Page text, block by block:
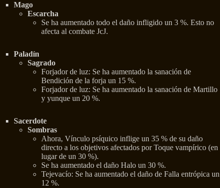
Mago
Escarcha
Se ha aumentado todo el daño infligido un 3 %. Esto no
afecta al combate JcJ.
Paladín
Sagrado
Forjador de luz: Se ha aumentado la sanación de
Bendición de la forja un 15 %.
Forjador de luz: Se ha aumentado la sanación de Martillo
y yunque un 20 %.
Sacerdote
Sombras
Ahora, Vínculo psíquico inflige un 35 % de su daño
directo a los objetivos afectados por Toque vampírico (en
lugar de un 30 %).
Se ha aumentado el daño Halo un 30 %.
Tejevacío: Se ha aumentado el daño de Falla entrópica un
12 %.